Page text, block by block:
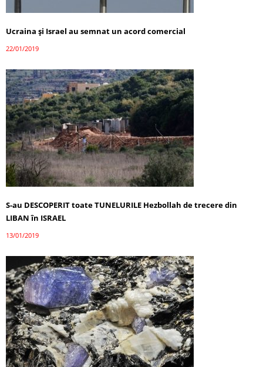
Ucraina și Israel au semnat un acord comercial
22/01/2019
S-au DESCOPERIT toate TUNELURILE Hezbollah de trecere din
LIBAN în ISRAEL
13/01/2019